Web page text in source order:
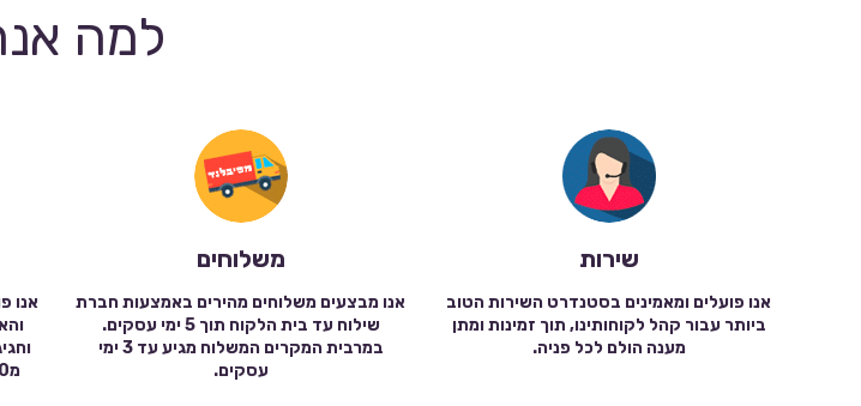
למה
שירות
אנו פועלים ומאמינים בסטנדרט השירות הטוב
ביותר עבור קהל לקוחותינו, תוך זמינות ומתן
מענה הולם לכל פניה.
משלוחים
אנו מבצעים משלוחים מהירים באמצעות חברת
שילוח עד בית הלקוח תוך 5 ימי עסקים.
במרבית המקרים המשלוח מגיע עד 3 ימי
עסקים.
אנו